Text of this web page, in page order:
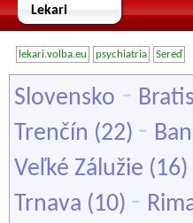
Lekari
lekari.volba.eu psychiatria Sereď
Slovensko -
Trenčín (22) -
Veľké Zálužie (16)
Trnava (10) -